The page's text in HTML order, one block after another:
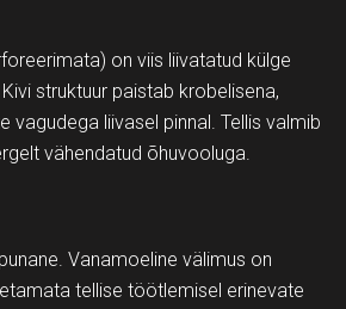
on viis liivatatud külge
struktuur paistab krobelisena,
vagudega liivasel pinnal. Tellis valmib
vähendatud õhuvooluga.
Vanamoeline välimus on
tellise töötlemisel erinevate